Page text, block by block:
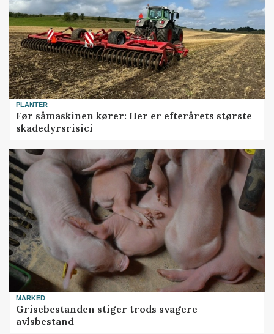
PLANTER
Før såmaskinen kører: Her er efterårets største
skadedyrsrisici
MARKED
Grisebestanden stiger trods svagere
avlsbestand